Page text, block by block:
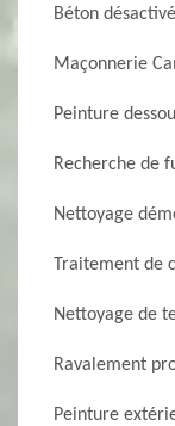
Béton
Maçonnerie
Peinture
Recherche de
Nettoyage
Traitement de
Nettoyage de
Ravalement
Peinture